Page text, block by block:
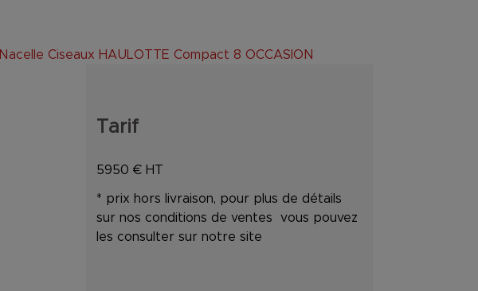
Nacelle Ciseaux HAULOTTE Compact 8 OCCASION
Tarif
5950€ HT
* prix hors livraison, pour plus de détails
sur nos conditions de ventes vous pouvez
les consulter sur notre site